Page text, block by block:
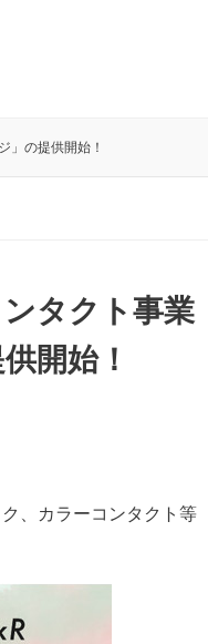
」の提供開始！
タクト事業
開始！
、カラーコンタクト等